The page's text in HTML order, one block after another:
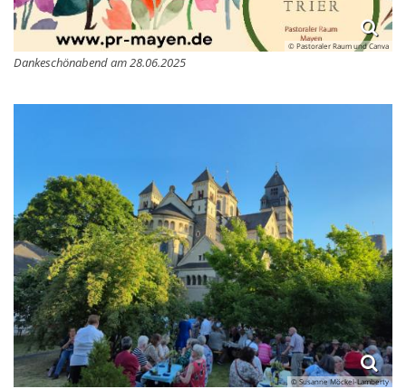
© Pastoraler Raum und Canva
Dankeschönabend am 28.06.2025
© Susanne Möckel-Lamberty